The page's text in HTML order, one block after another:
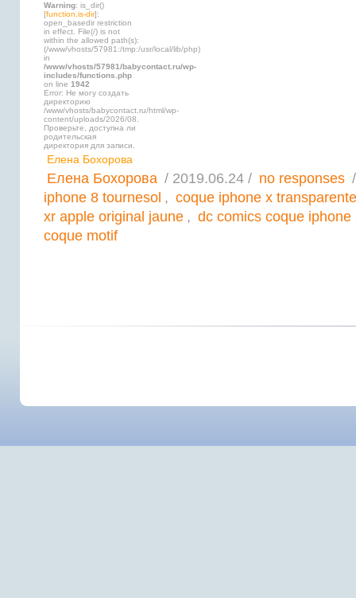
Warning: is_dir()
[function.is-dir]:
open_basedir restriction
in effect. File(/) is not
within the allowed path(s):
(/www/vhosts/57981:/tmp:/usr/local/lib/php)
in
/www/vhosts/57981/babycontact.ru/wp-
includes/functions.php
on line 1942
Error: Не могу создать
директорию
/www/vhosts/babycontact.ru/html/wp-
content/uploads/2026/08.
Проверьте, доступна ли
родительская
директория для записи.
Елена Бохорова
Елена Бохорова / 2019.06.24 / no responses
iphone 8 tournesol , coque iphone x
xr apple original jaune , dc comics coque iphone
coque motif